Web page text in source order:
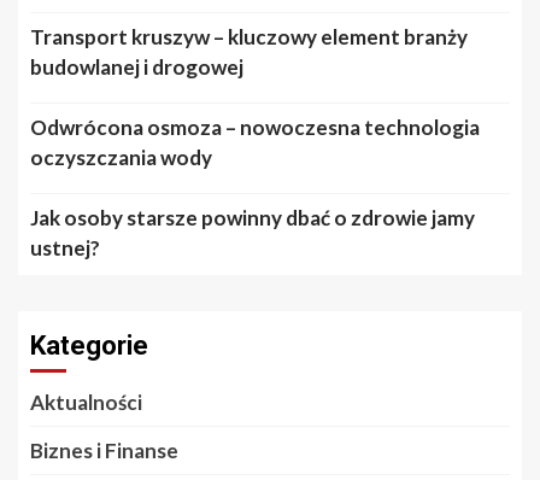
Transport kruszyw – kluczowy element branży
budowlanej i drogowej
Odwrócona osmoza – nowoczesna technologia
oczyszczania wody
Jak osoby starsze powinny dbać o zdrowie jamy
ustnej?
Kategorie
Aktualności
Biznes i Finanse